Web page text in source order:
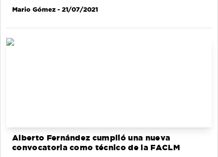
Mario Gómez - 21/07/2021
Alberto Fernández cumplió una nueva
convocatoria como técnico de la FACLM